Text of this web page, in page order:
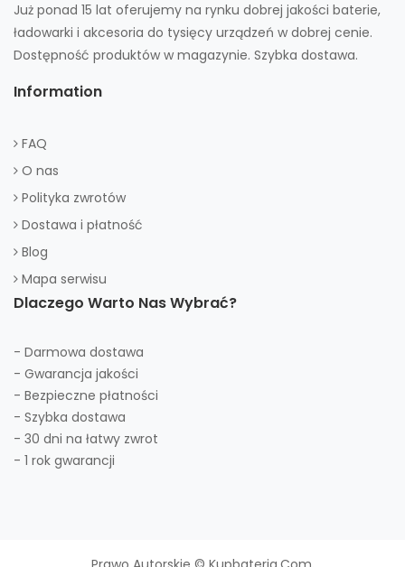
Już ponad 15 lat oferujemy na rynku dobrej jakości baterie,
ładowarki i akcesoria do tysięcy urządzeń w dobrej cenie.
Dostępność produktów w magazynie. Szybka dostawa.
Information
FAQ
O nas
Polityka zwrotów
Dostawa i płatność
Blog
Mapa serwisu
Dlaczego Warto Nas Wybrać?
- Darmowa dostawa
- Gwarancja jakości
- Bezpieczne płatności
- Szybka dostawa
- 30 dni na łatwy zwrot
- 1 rok gwarancji